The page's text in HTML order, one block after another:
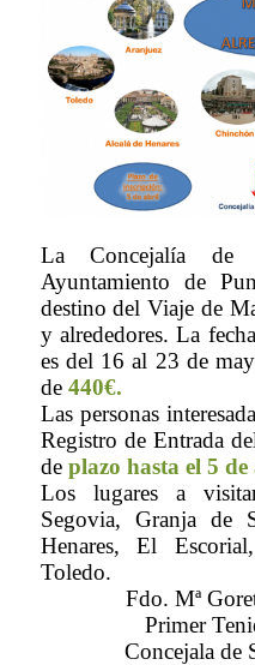
La Concejalía de
Ayuntamiento de
destino del Viaje de
y alrededores. La
es del 16 al 23 de
de 440€.
Las personas
Registro de Entrada
de plazo hasta el 5
Los lugares a
Segovia, Granja de
Henares, El
Toledo.
Fdo. Mª
Primer
Concejala de